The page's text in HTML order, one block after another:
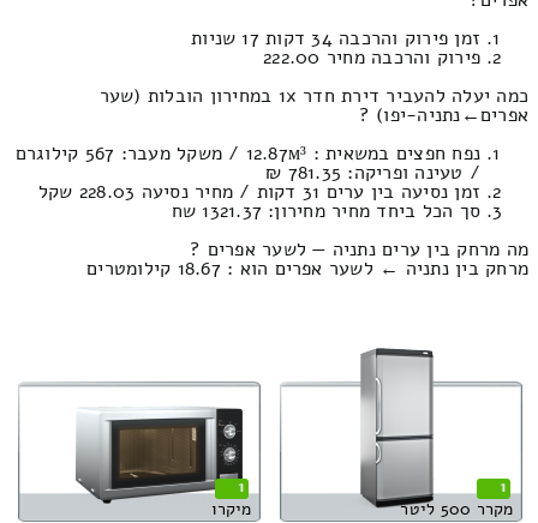
זמן פירוק והרכבה 34 דקות 17 שניות
פירוק והרכבה מחיר 222.00
כמה יעלה להעביר דירת חדר 1x במחירון הובלות (שער
אפרים‎←‏נתניה-יפו) ?
נפח חפצים במשאית : 12.87м³ / משקל מעבר: 567 קילוגרם
/ טעינה ופריקה: 781.35 ₪
זמן נסיעה בין ערים 31 דקות / מחיר נסיעה 228.03 שקל
סך הכל ביחד מחיר מחירון: 1321.37 שח
מה מרחק בין ערים נתניה — לשער אפרים ?
מרחק בין נתניה ← לשער אפרים הוא : 18.67 קילומטרים
1
מקרר 500 ליטר
1
מיקרו